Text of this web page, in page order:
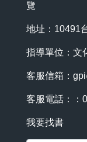
覽
地址：10491
指導單位：文
客服信箱：
客服電話：：
我要找書